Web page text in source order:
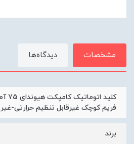
مشخصات دیدگاه‌ها
کلید
فریم کوچک غیرقابل تنظیم حرارتی-غیر
برند